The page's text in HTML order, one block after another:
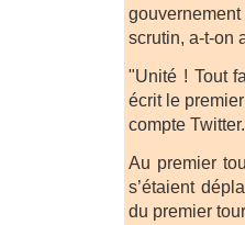
scrutin, a-t-on
"Unité ! Tout
écrit le
compte Twitter.
Au premier
s’étaient
du premier